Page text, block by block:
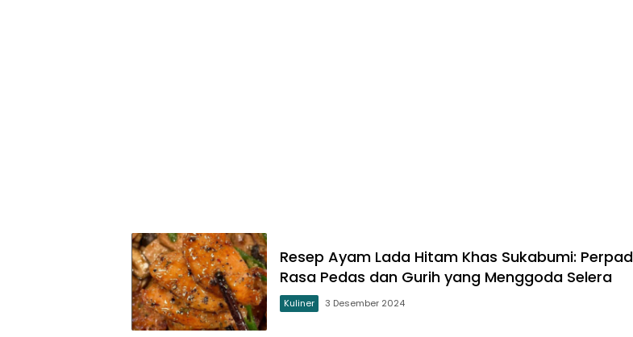
Resep Ayam Lada Hitam Khas Sukabumi:
Rasa Pedas dan Gurih yang Menggoda Selera
Kuliner 3 Desember 2024